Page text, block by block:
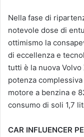
Nella fase di
notevole dose di
ottimismo la
di eccellenza e
tutti è la nuova
potenza
motore a benzina e
consumo di soli 1,7
CAR INFLUENCER